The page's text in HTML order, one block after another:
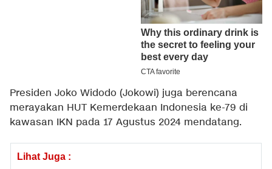
Presiden Joko Widodo (Jokowi) juga berencana
merayakan HUT Kemerdekaan Indonesia ke-79 di
kawasan IKN pada 17 Agustus 2024 mendatang.
Lihat Juga :